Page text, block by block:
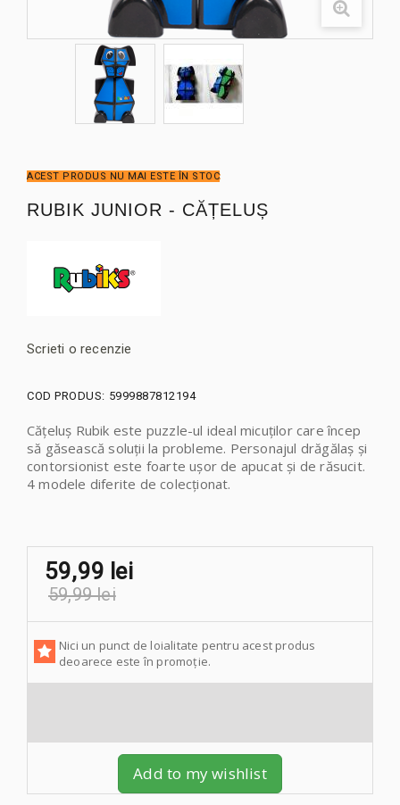
ACEST PRODUS NU MAI ESTE ÎN STOC
RUBIK JUNIOR - CĂȚELUȘ
Scrieti o recenzie
COD PRODUS: 5999887812194
Cățeluș Rubik este puzzle-ul ideal micuților care încep
să găsească soluții la probleme. Personajul drăgălaș și
contorsionist este foarte ușor de apucat și de răsucit.
4 modele diferite de colecționat.
59,99 lei
59,99 lei
Nici un punct de loialitate pentru acest produs
deoarece este în promoție.
Add to my wishlist